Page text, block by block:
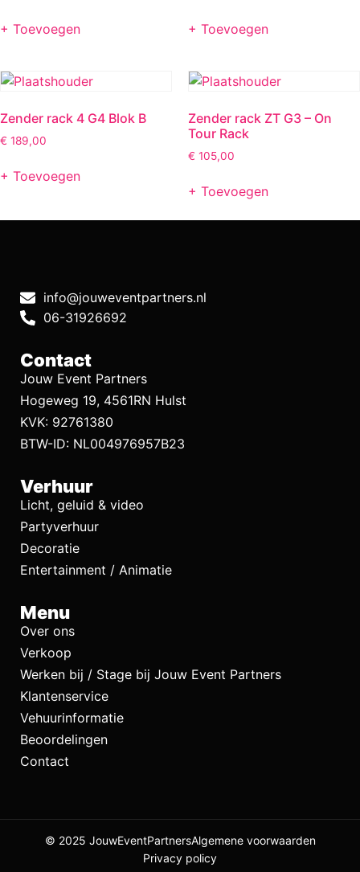
+ Toevoegen + Toevoegen
Zender rack 4 G4 Blok B
€ 189,00
+ Toevoegen
Zender rack ZT G3 – On
Tour Rack
€ 105,00
+ Toevoegen
info@jouweventpartners.nl
06-31926692
Contact
Jouw Event Partners
Hogeweg 19, 4561RN Hulst
KVK: 92761380
BTW-ID: NL004976957B23
Verhuur
Licht, geluid & video
Partyverhuur
Decoratie
Entertainment / Animatie
Menu
Over ons
Verkoop
Werken bij / Stage bij Jouw Event Partners
Klantenservice
Vehuurinformatie
Beoordelingen
Contact
© 2025 JouwEventPartnersAlgemene voorwaarden
Privacy policy